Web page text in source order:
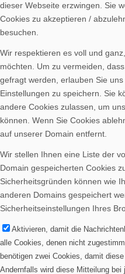
dieser Webseite erzwingen. Sie
Cookies zu akzeptieren /
besuchen.
Wir respektieren es voll und
möchten. Um zu vermeiden,
gefragt werden, erlauben Sie
Einstellungen zu speichern. Sie
andere Cookies zulassen, um
können. Wenn Sie Cookies
auf unserer Domain entfernt.
Wir stellen Ihnen eine Liste der
Domain gespeicherten Cookies
Sicherheitsgründen können wie
anderen Domains gespeichert
Sicherheitseinstellungen Ihres
Aktivieren, damit die
alle Cookies, denen nicht
benötigen zwei Cookies, damit
Andernfalls wird diese Mitteilung bei